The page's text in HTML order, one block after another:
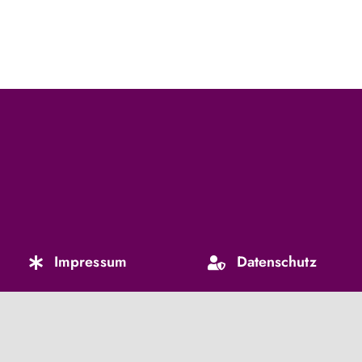
Impressum Datenschutz